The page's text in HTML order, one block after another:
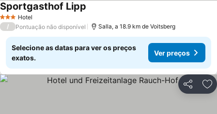
3 EstrelasHotel
Sportgasthof Lipp
/ Pontuação não disponível Salla, a 18.9 km de Voitsberg
Selecione as datas para ver os preços
exatos.
Ver preços
Partilhar